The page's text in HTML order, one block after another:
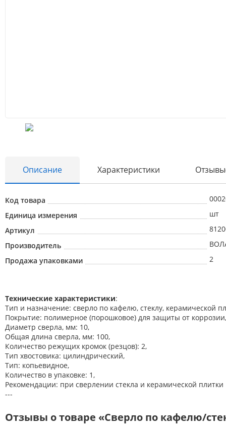
Описание Характеристики
Код товара
Единица измерения
шт
Артикул
Производитель
Продажа упаковками
2
Технические характеристики:
Тип и назначение: сверло по кафелю, стеклу, керамической
Покрытие: полимерное (порошковое) для защиты от коррозии,
Диаметр сверла, мм: 10,
Общая длина сверла, мм: 100,
Количество режущих кромок (резцов): 2,
Тип хвостовика: цилиндрический,
Тип: копьевидное,
Количество в упаковке: 1,
Рекомендации: при сверлении стекла и керамической
---
Отзывы о товаре «Сверло по кафелю/